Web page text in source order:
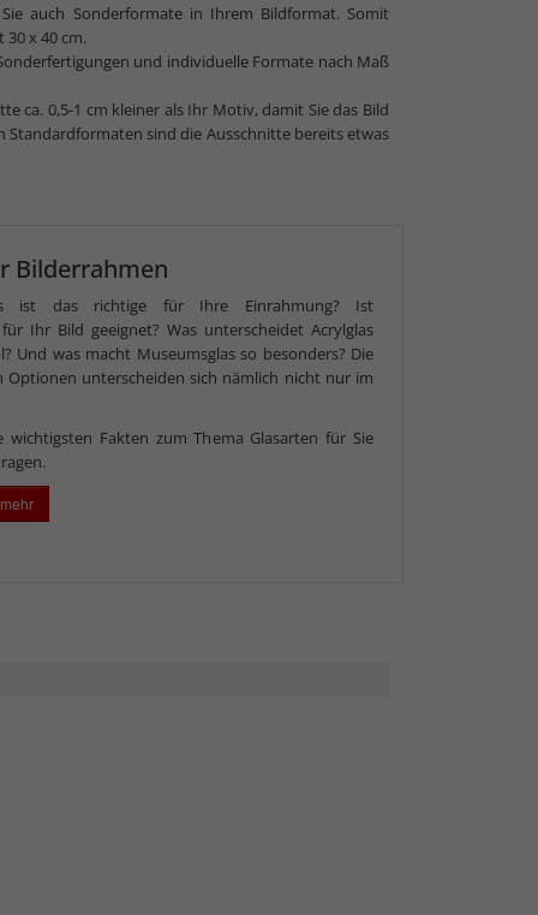
auch Sonderformate in Ihrem Bildformat. Somit
x 40 cm.
und individuelle Formate nach Maß
ca. 0,5-1 cm kleiner als Ihr Motiv, damit Sie das Bild
sind die Ausschnitte bereits etwas
Bilderrahmen
ist das richtige für Ihre Einrahmung? Ist
Ihr Bild geeignet? Was unterscheidet Acrylglas
Und was macht Museumsglas so besonders? Die
Optionen unterscheiden sich nämlich nicht nur im
wichtigsten Fakten zum Thema Glasarten für Sie